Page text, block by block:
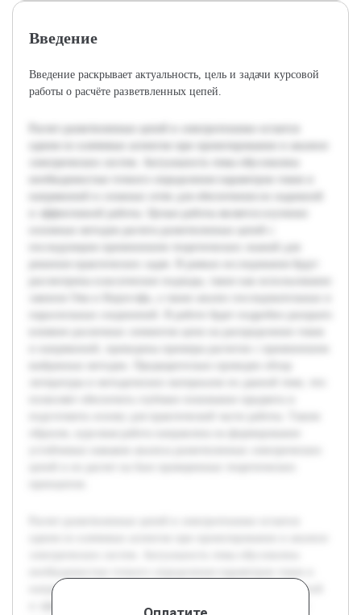
Введение
Введение раскрывает актуальность, цель и задачи курсовой
работы о расчёте разветвленных цепей.
напряжений в сложных сетях для обеспечения их надежной
и эффективной работы. Целью работы является изучение